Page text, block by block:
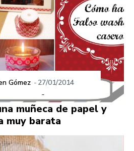
Gómez - 27/01/2014
muñeca de papel y
muy barata